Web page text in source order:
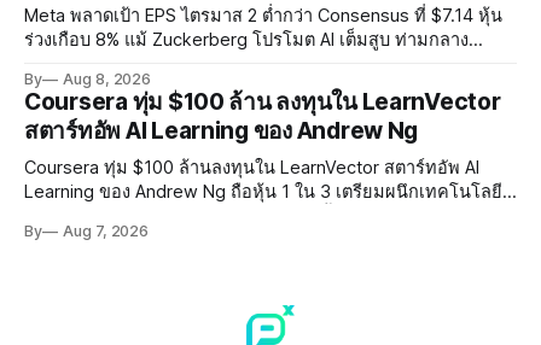
Meta พลาดเป้า EPS ไตรมาส 2 ต่ำกว่า Consensus ที่ $7.14 หุ้น
ร่วงเกือบ 8% แม้ Zuckerberg โปรโมต AI เต็มสูบ ท่ามกลาง
การทำร้ายเด็ก
By Aug 8, 2026
Coursera ทุ่ม $100 ล้าน ลงทุนใน LearnVector
สตาร์ทอัพ AI Learning ของ Andrew Ng
Coursera ทุ่ม $100 ล้านลงทุนใน LearnVector สตาร์ทอัพ AI
Learning ของ Andrew Ng ถือหุ้น 1 ใน 3 เตรียมผนึกเทคโนโลยี
แรกต้นปี 2027
By Aug 7, 2026